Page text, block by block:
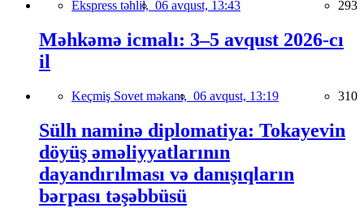
Ekspress təhlil, 06 avqust, 13:43 293
Məhkəmə icmalı: 3–5 avqust 2026-cı
il
Keçmiş Sovet məkanı, 06 avqust, 13:19 310
Sülh naminə diplomatiya: Tokayevin
döyüş əməliyyatlarının
dayandırılması və danışıqların
bərpası təşəbbüsü